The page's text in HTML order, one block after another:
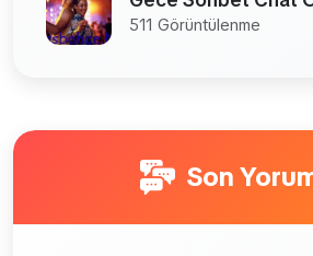
511 Görüntülenme
Son